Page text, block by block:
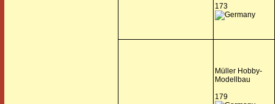
173
Müller Hobby-
Modellbau
179